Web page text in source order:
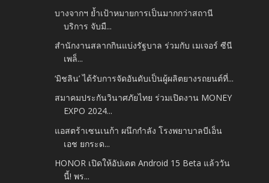
บางจากฯ ย้ำเป้าหมายการเป็นมากกว่าสถานี
บริการ จับมื...
สำนักงานสลากกินแบ่งรัฐบาล ร่วมกับ เมเจอร์ ซีนี
เพล็...
‘มิชลิน’ ได้รับการจัดอันดับเป็นผู้ผลิตยางรถยนต์ที่...
สมาคมประกันวินาศภัยไทย ร่วมเปิดงาน MONEY
EXPO 2024...
แอสตร้าเซนเนก้า ผนึกกำลัง โรงพยาบาลบีเอ็น
เอช ยกระด...
HONOR เปิดให้อัปเดต Android 15 Beta แล้ววัน
นี้! พร...